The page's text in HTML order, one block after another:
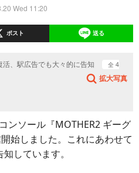
Wed 11:20
ポスト 送る
活、駅広告でも大々的に告知
全 4
拡大写真
ンソール『MOTHER2 ギーグ
始しました。これにあわせて
しています。